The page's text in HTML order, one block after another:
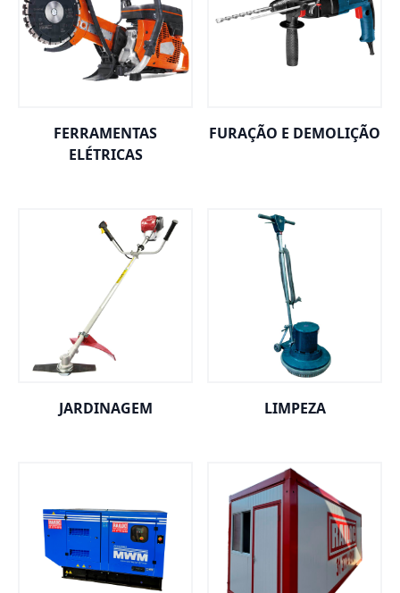
FERRAMENTAS
ELÉTRICAS
FURAÇÃO E DEMOLIÇÃO
JARDINAGEM LIMPEZA